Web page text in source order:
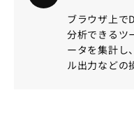
ブラウザ上で
分析できるツ
ータを集計し
ル出力などの